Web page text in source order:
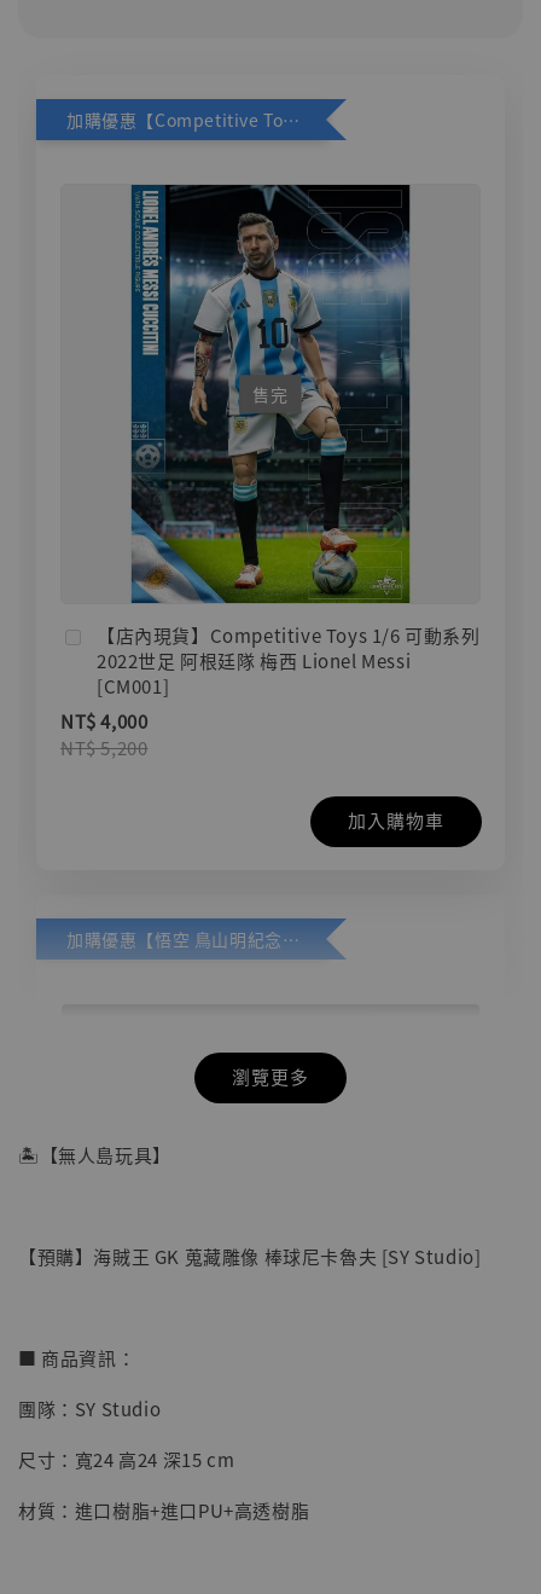
加購優惠【Competitive Toys 梅西 [CM001]】
售完
【店內現貨】Competitive Toys 1/6 可動系列
2022世足 阿根廷隊 梅西 Lionel Messi
[CM001]
NT$ 4,000
NT$ 5,200
加入購物車
加購優惠【悟空 鳥山明紀念款 [奇蹟工作室]】
【店內現貨】七龍珠 系列蒐藏雕像 悟空 鳥山
NT$ 4,280
瀏覽更多
🏝【無人島玩具】
【預購】海賊王 GK 蒐藏雕像 棒球尼卡魯夫 [SY Studio]
■ 商品資訊：
團隊：SY Studio
尺寸：寬24 高24 深15 cm
材質：進口樹脂+進口PU+高透樹脂